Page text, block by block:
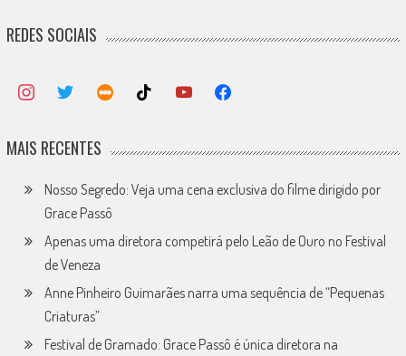
REDES SOCIAIS
MAIS RECENTES
Nosso Segredo: Veja uma cena exclusiva do filme dirigido por
Grace Passô
Apenas uma diretora competirá pelo Leão de Ouro no Festival
de Veneza
Anne Pinheiro Guimarães narra uma sequência de “Pequenas
Criaturas”
Festival de Gramado: Grace Passô é única diretora na